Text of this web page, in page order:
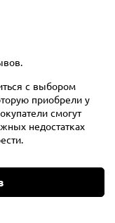
с выбором
приобрели у
смогут
недостатках